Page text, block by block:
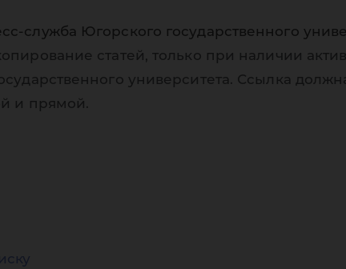
служба Югорского государственного
статей, только при наличии
университета. Ссылка
и прямой.